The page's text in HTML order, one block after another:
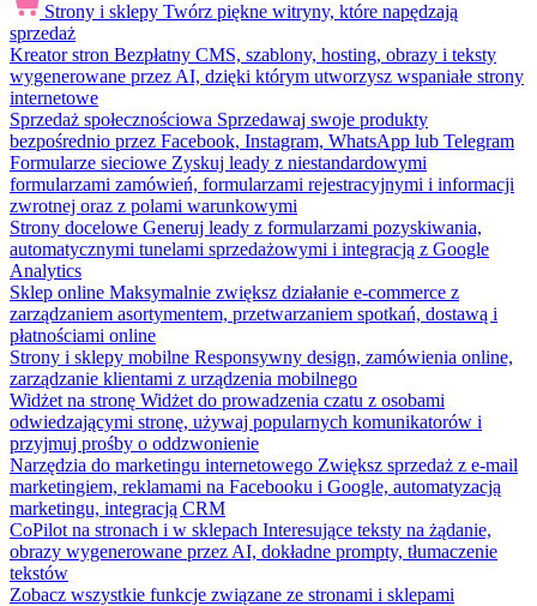
Strony i sklepy Twórz piękne witryny, które napędzają
sprzedaż
Kreator stron Bezpłatny CMS, szablony, hosting, obrazy i teksty
wygenerowane przez AI, dzięki którym utworzysz wspaniałe strony
internetowe
Sprzedaż społecznościowa Sprzedawaj swoje produkty
bezpośrednio przez Facebook, Instagram, WhatsApp lub Telegram
Formularze sieciowe Zyskuj leady z niestandardowymi
formularzami zamówień, formularzami rejestracyjnymi i informacji
zwrotnej oraz z polami warunkowymi
Strony docelowe Generuj leady z formularzami pozyskiwania,
automatycznymi tunelami sprzedażowymi i integracją z Google
Analytics
Sklep online Maksymalnie zwiększ działanie e-commerce z
zarządzaniem asortymentem, przetwarzaniem spotkań, dostawą i
płatnościami online
Strony i sklepy mobilne Responsywny design, zamówienia online,
zarządzanie klientami z urządzenia mobilnego
Widżet na stronę Widżet do prowadzenia czatu z osobami
odwiedzającymi stronę, używaj popularnych komunikatorów i
przyjmuj prośby o oddzwonienie
Narzędzia do marketingu internetowego Zwiększ sprzedaż z e-mail
marketingiem, reklamami na Facebooku i Google, automatyzacją
marketingu, integracją CRM
CoPilot na stronach i w sklepach Interesujące teksty na żądanie,
obrazy wygenerowane przez AI, dokładne prompty, tłumaczenie
tekstów
Zobacz wszystkie funkcje związane ze stronami i sklepami